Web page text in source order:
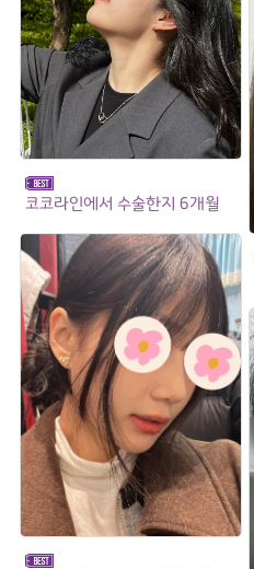
코코라인에서 수술한지 6개월